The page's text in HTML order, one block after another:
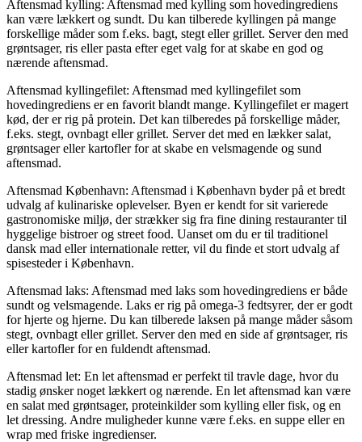
Aftensmad kylling: Aftensmad med kylling som hovedingrediens
kan være lækkert og sundt. Du kan tilberede kyllingen på mange
forskellige måder som f.eks. bagt, stegt eller grillet. Server den med
grøntsager, ris eller pasta efter eget valg for at skabe en god og
nærende aftensmad.
Aftensmad kyllingefilet: Aftensmad med kyllingefilet som
hovedingrediens er en favorit blandt mange. Kyllingefilet er magert
kød, der er rig på protein. Det kan tilberedes på forskellige måder,
f.eks. stegt, ovnbagt eller grillet. Server det med en lækker salat,
grøntsager eller kartofler for at skabe en velsmagende og sund
aftensmad.
Aftensmad København: Aftensmad i København byder på et bredt
udvalg af kulinariske oplevelser. Byen er kendt for sit varierede
gastronomiske miljø, der strækker sig fra fine dining restauranter til
hyggelige bistroer og street food. Uanset om du er til traditionel
dansk mad eller internationale retter, vil du finde et stort udvalg af
spisesteder i København.
Aftensmad laks: Aftensmad med laks som hovedingrediens er både
sundt og velsmagende. Laks er rig på omega-3 fedtsyrer, der er godt
for hjerte og hjerne. Du kan tilberede laksen på mange måder såsom
stegt, ovnbagt eller grillet. Server den med en side af grøntsager, ris
eller kartofler for en fuldendt aftensmad.
Aftensmad let: En let aftensmad er perfekt til travle dage, hvor du
stadig ønsker noget lækkert og nærende. En let aftensmad kan være
en salat med grøntsager, proteinkilder som kylling eller fisk, og en
let dressing. Andre muligheder kunne være f.eks. en suppe eller en
wrap med friske ingredienser.